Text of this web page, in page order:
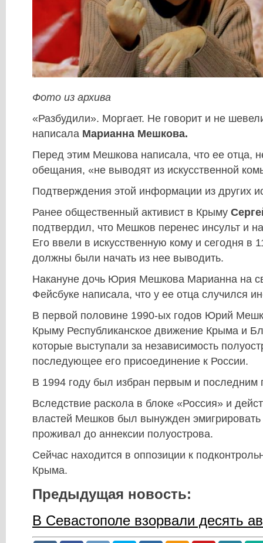
Фото из архива
«Разбудили». Моргает. Не говорит и не
написала Марианна Мешкова.
Перед этим Мешкова написала, что ее отца,
обещания, «не выводят из искусственной
Подтверждения этой информации из других
Ранее общественный активист в Крыму
подтвердил, что Мешков перенес инсульт и
Его ввели в искусственную кому и сегодня в
должны были начать из нее выводить.
Накануне дочь Юрия Мешкова Марианна на
Фейсбуке написала, что у ее отца случился
В первой половине 1990-ых годов Юрий
Крыму Республиканское движение Крыма и
которые выступали за независимость
последующее его присоединение к России.
В 1994 году был избран первым и последним
Вследствие раскола в блоке «Россия» и
властей Мешков был вынужден
проживал до аннексии полуострова.
Сейчас находится в оппозиции к
Крыма.
Предыдущая новость:
В Севастополе взорвали десять